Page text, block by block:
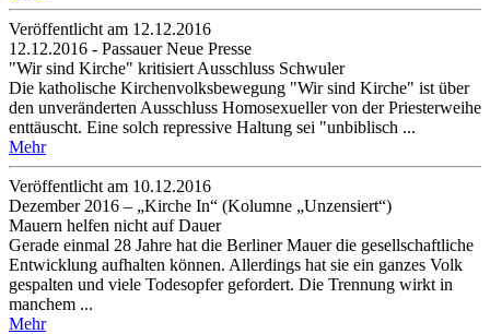
Veröffentlicht am 12­.12.2016
12.12.2016 - Passauer Neue Presse
"Wir sind Kirche" kritisiert Ausschluss Schwuler
Die katholische Kirchenvolksbewegung "Wir sind Kirche" ist über
den unveränderten Ausschluss Homosexueller von der Priesterweihe
enttäuscht. Eine solch repressive Haltung sei "unbiblisch ...
Mehr
Veröffentlicht am 10­.12.2016
Dezember 2016 – „Kirche In“ (Kolumne „Unzensiert“)
Mauern helfen nicht auf Dauer
Gerade einmal 28 Jahre hat die Berliner Mauer die gesellschaftliche
Entwicklung aufhalten können. Allerdings hat sie ein ganzes Volk
gespalten und viele Todesopfer gefordert. Die Trennung wirkt in
manchem ...
Mehr